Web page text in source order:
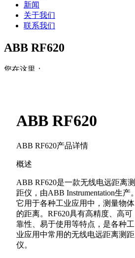
新闻
关于我们
联系我们
ABB RF620
您在这里：
ABB RF620
ABB RF620产品详情
概述
ABB RF620是一款无线电远距离测
距仪，由ABB Instrumentation生产。
它用于各种工业应用中，测量物体
的距离。RF620具有高精度、高可
靠性、易于使用等特点，是各种工
业应用中常用的无线电远距离测距
仪。